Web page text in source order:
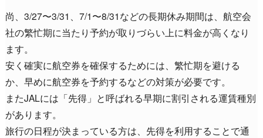
尚、3/27〜3/31、7/1〜8/31などの長期休み期間は、航空会
社の繁忙期に当たり予約が取りづらい上に料金が高くなり
ます。
安く確実に航空券を確保するためには、繁忙期を避ける
か、早めに航空券を予約するなどの対策が必要です。
またJALには「先得」と呼ばれる早期に割引される運賃種別
があります。
旅行の日程が決まっている方は、先得を利用することで通